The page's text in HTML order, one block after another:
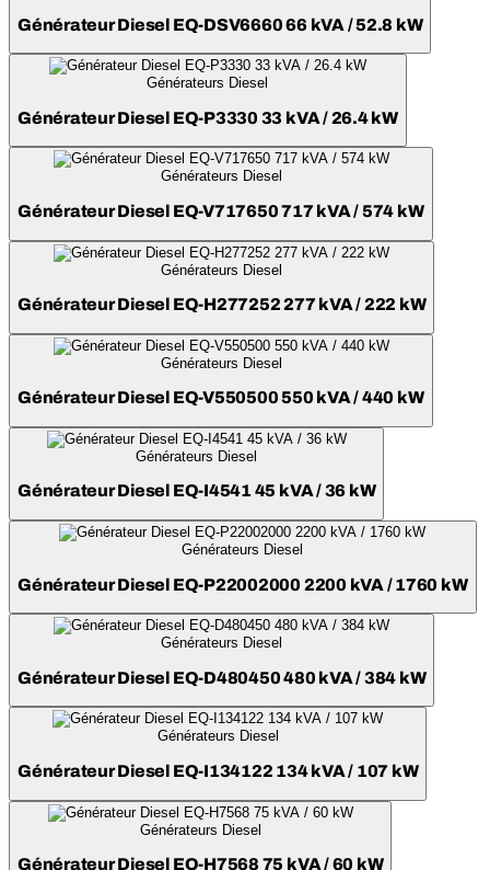
Générateur Diesel EQ-DSV6660 66 kVA / 52.8 kW
Générateurs Diesel
Générateur Diesel EQ-P3330 33 kVA / 26.4 kW
Générateurs Diesel
Générateur Diesel EQ-V717650 717 kVA / 574 kW
Générateurs Diesel
Générateur Diesel EQ-H277252 277 kVA / 222 kW
Générateurs Diesel
Générateur Diesel EQ-V550500 550 kVA / 440 kW
Générateurs Diesel
Générateur Diesel EQ-I4541 45 kVA / 36 kW
Générateurs Diesel
Générateur Diesel EQ-P22002000 2200 kVA / 1760 kW
Générateurs Diesel
Générateur Diesel EQ-D480450 480 kVA / 384 kW
Générateurs Diesel
Générateur Diesel EQ-I134122 134 kVA / 107 kW
Générateurs Diesel
Générateur Diesel EQ-H7568 75 kVA / 60 kW